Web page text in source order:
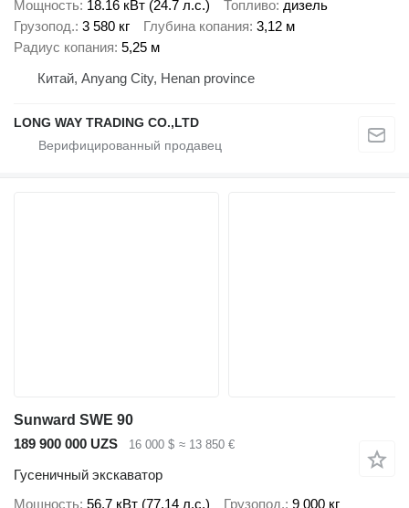
Мощность 18.16 кВт (24.7 л.с.) Топливо дизель
Грузопод. 3 580 кг Глубина копания 3,12 м
Радиус копания 5,25 м
Китай, Anyang City, Henan province
LONG WAY TRADING CO.,LTD
Sunward SWE 90
189 900 000 UZS
16 000 $ ≈ 13 850 €
Гусеничный экскаватор
Мощность 56.7 кВт (77.14 л.с.) Грузопод. 9 000 кг